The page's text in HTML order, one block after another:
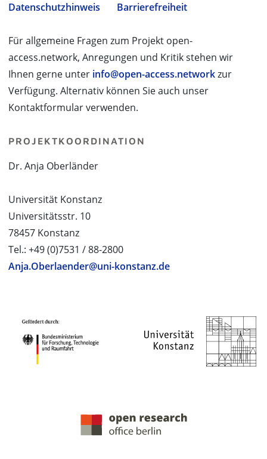
Datenschutzhinweis
Barrierefreiheit
Für allgemeine Fragen zum Projekt open-
access.network, Anregungen und Kritik stehen wir
Ihnen gerne unter info@open-access.networkzur
Verfügung. Alternativ können Sie auch unser
Kontaktformular verwenden.
PROJEKTKOORDINATION
Dr. Anja Oberländer
Universität Konstanz
Universitätsstr. 10
78457 Konstanz
Tel.: +49 (0)7531 / 88-2800
Anja.Oberlaender@uni-konstanz.de